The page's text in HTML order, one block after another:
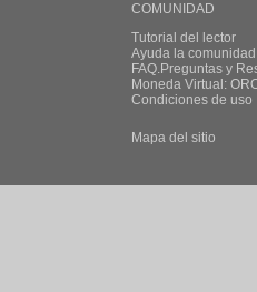
COMUNIDAD
Tutorial del lector
Ayuda la
FAQ.Preguntas y
Moneda Virtual:
Condiciones de uso
Mapa del sitio